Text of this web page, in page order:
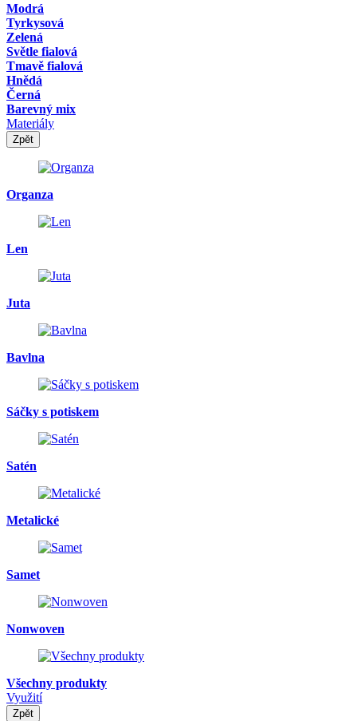
Modrá
Tyrkysová
Zelená
Světle fialová
Tmavě fialová
Hnědá
Černá
Barevný mix
Materiály
Zpět
Organza
Len
Juta
Bavlna
Sáčky s potiskem
Satén
Metalické
Samet
Nonwoven
Všechny produkty
Využití
Zpět